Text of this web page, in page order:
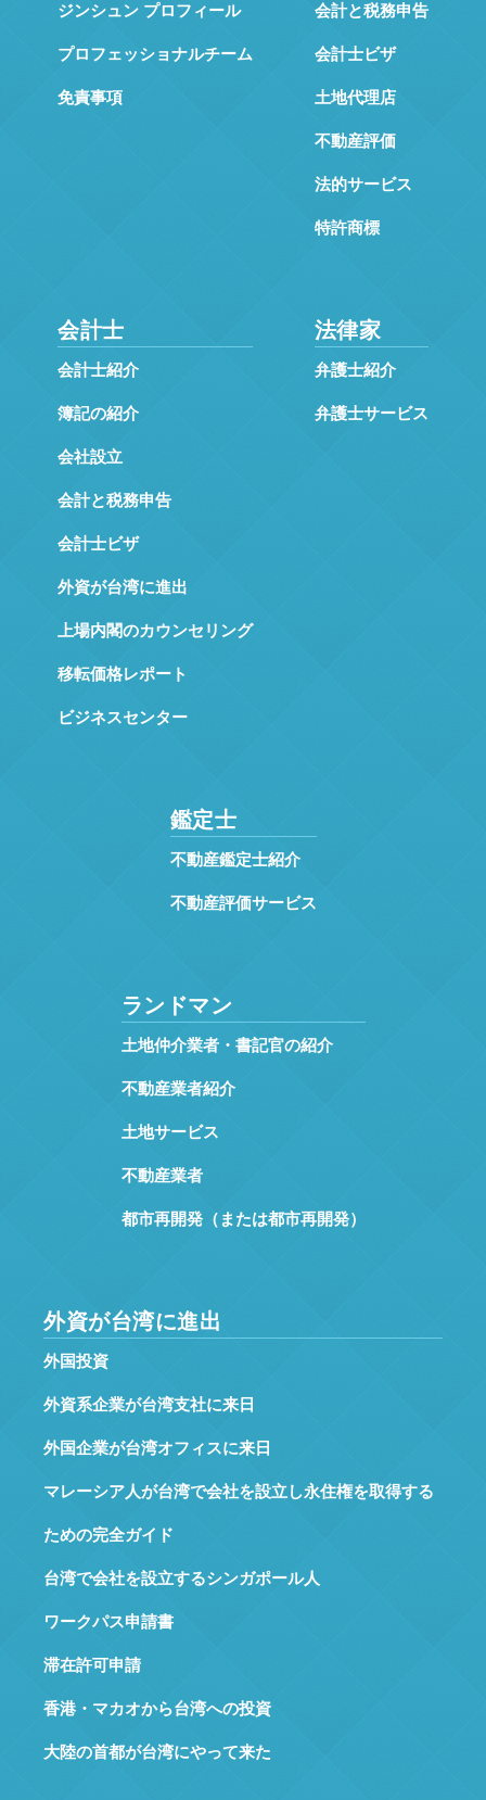
ジンシュン プロフィール
プロフェッショナルチーム
免責事項
会計と税務申告
会計士ビザ
土地代理店
不動産評価
法的サービス
特許商標
会計士
会計士紹介
簿記の紹介
会社設立
会計と税務申告
会計士ビザ
外資が台湾に進出
上場内閣のカウンセリング
移転価格レポート
ビジネスセンター
法律家
弁護士紹介
弁護士サービス
鑑定士
不動産鑑定士紹介
不動産評価サービス
ランドマン
土地仲介業者・書記官の紹介
不動産業者紹介
土地サービス
不動産業者
都市再開発（または都市再開発）
外資が台湾に進出
外国投資
外資系企業が台湾支社に来日
外国企業が台湾オフィスに来日
マレーシア人が台湾で会社を設立し永住権を取得する
ための完全ガイド
台湾で会社を設立するシンガポール人
ワークパス申請書
滞在許可申請
香港・マカオから台湾への投資
大陸の首都が台湾にやって来た